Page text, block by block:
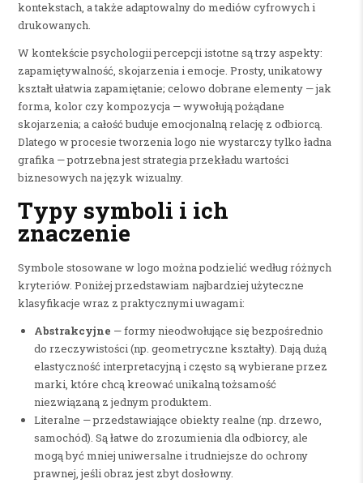
kontekstach, a także adaptowalny do mediów cyfrowych i
drukowanych.
W kontekście psychologii percepcji istotne są trzy aspekty:
zapamiętywalność, skojarzenia i emocje. Prosty, unikatowy
kształt ułatwia zapamiętanie; celowo dobrane elementy — jak
forma, kolor czy kompozycja — wywołują pożądane
skojarzenia; a całość buduje emocjonalną relację z odbiorcą.
Dlatego w procesie tworzenia logo nie wystarczy tylko ładna
grafika — potrzebna jest strategia przekładu wartości
biznesowych na język wizualny.
Typy symboli i ich
znaczenie
Symbole stosowane w logo można podzielić według różnych
kryteriów. Poniżej przedstawiam najbardziej użyteczne
klasyfikacje wraz z praktycznymi uwagami:
Abstrakcyjne — formy nieodwołujące się bezpośrednio
do rzeczywistości (np. geometryczne kształty). Dają dużą
elastyczność interpretacyjną i często są wybierane przez
marki, które chcą kreować unikalną tożsamość
niezwiązaną z jednym produktem.
Literalne — przedstawiające obiekty realne (np. drzewo,
samochód). Są łatwe do zrozumienia dla odbiorcy, ale
mogą być mniej uniwersalne i trudniejsze do ochrony
prawnej, jeśli obraz jest zbyt dosłowny.